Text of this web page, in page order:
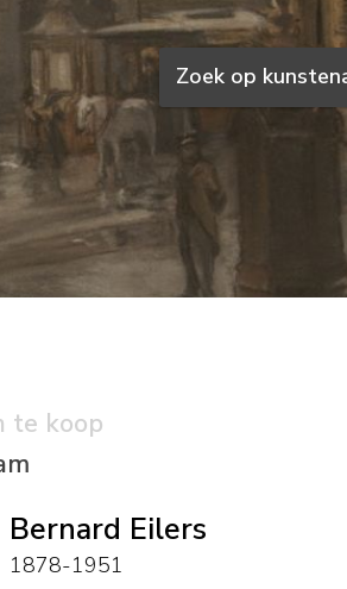
Zoek op
te koop
Bernard Eilers
1878-1951